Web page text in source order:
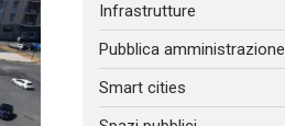
Infrastrutture
Pubblica amministrazione
Smart cities